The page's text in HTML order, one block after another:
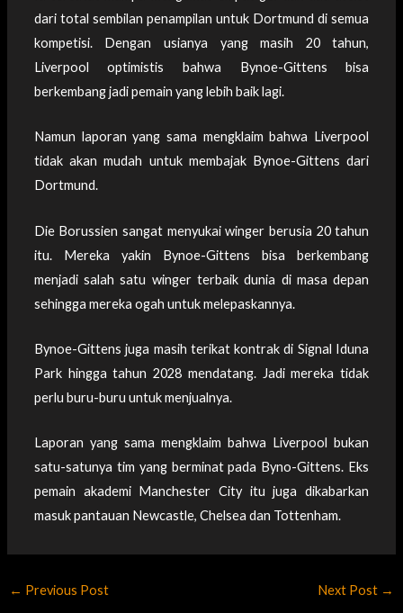
dari total sembilan penampilan untuk Dortmund di semua
kompetisi. Dengan usianya yang masih 20 tahun,
Liverpool optimistis bahwa Bynoe-Gittens bisa
berkembang jadi pemain yang lebih baik lagi.
Namun laporan yang sama mengklaim bahwa Liverpool
tidak akan mudah untuk membajak Bynoe-Gittens dari
Dortmund.
Die Borussien sangat menyukai winger berusia 20 tahun
itu. Mereka yakin Bynoe-Gittens bisa berkembang
menjadi salah satu winger terbaik dunia di masa depan
sehingga mereka ogah untuk melepaskannya.
Bynoe-Gittens juga masih terikat kontrak di Signal Iduna
Park hingga tahun 2028 mendatang. Jadi mereka tidak
perlu buru-buru untuk menjualnya.
Laporan yang sama mengklaim bahwa Liverpool bukan
satu-satunya tim yang berminat pada Byno-Gittens. Eks
pemain akademi Manchester City itu juga dikabarkan
masuk pantauan Newcastle, Chelsea dan Tottenham.
← Previous Post Next Post →